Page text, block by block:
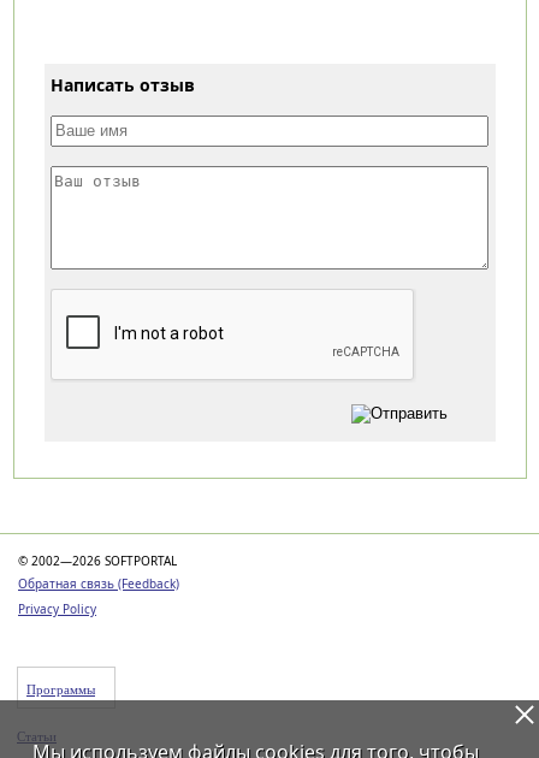
Написать отзыв
© 2002—2026 SOFTPORTAL
Обратная связь (Feedback)
Privacy Policy
Программы
Статьи
Мы используем файлы cookiesдля того, чтобы